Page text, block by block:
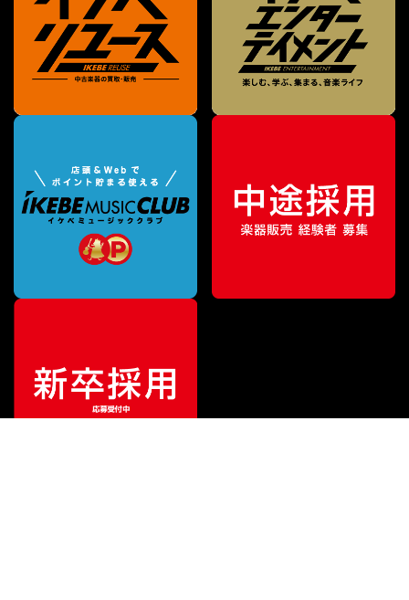
販売価格¥ 4,730（税込）
¥2,081（税込）